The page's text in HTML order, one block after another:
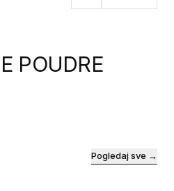
POUDRE
Pogledaj sve →